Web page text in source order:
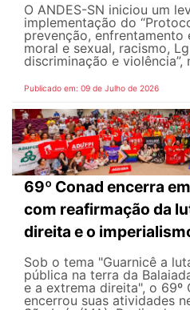
O ANDES-SN iniciou um
implementação do
prevenção, enfrentamento
moral e sexual, racismo,
discriminação e violência”,
Publicado em: 09 de Julho de 2026
69º Conad encerra
com reafirmação da
direita e o
Sob o tema "Guarnicê a
pública na terra da
e a extrema direita", o 69º
encerrou suas atividades